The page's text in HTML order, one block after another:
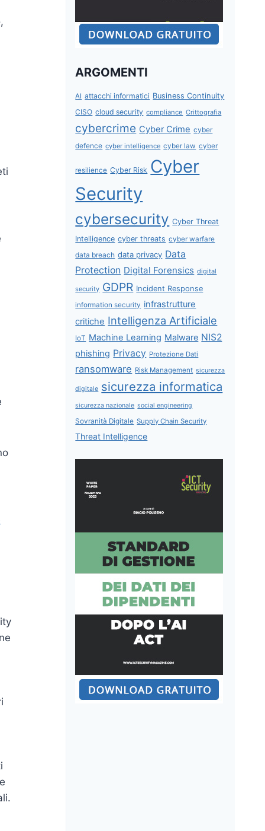
ARGOMENTI
AI attacchi informatici Business Continuity
CISO cloud security compliance Crittografia
cybercrime Cyber Crime cyber
defence cyber intelligence cyber law cyber
resilience Cyber Risk Cyber
Security
cybersecurity Cyber Threat
Intelligence cyber threats cyber warfare
data breach data privacy Data
Protection Digital Forensics digital
security GDPR Incident Response
information security infrastrutture
critiche Intelligenza Artificiale
IoT Machine Learning Malware NIS2
phishing Privacy Protezione Dati
ransomware Risk Management sicurezza
digitale sicurezza informatica
sicurezza nazionale social engineering
Sovranità Digitale Supply Chain Security
Threat Intelligence